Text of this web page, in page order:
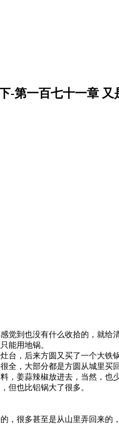
-第一百七十一章
觉到也没有什么收拾的，就给
能用地锅。
台，后来方圆又买了一个大铁
全，大部分都是方圆从城里买回
，姜蒜辣椒放进去，当然，也
但也比铝锅大了很多。
，很多甚至是从山里弄回来的